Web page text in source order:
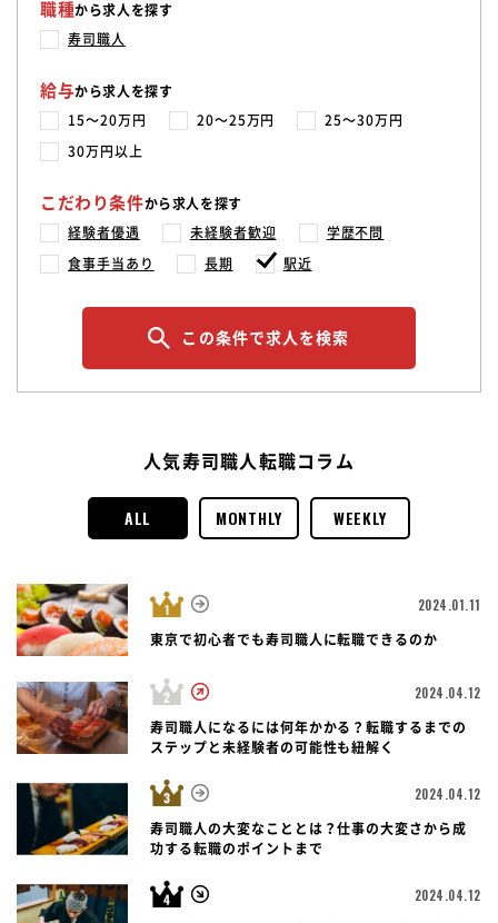
職種から求人を探す
寿司職人
給与から求人を探す
15〜20万円 20〜25万円 25〜30万円
30万円以上
こだわり条件から求人を探す
経験者優遇 未経験者歓迎 学歴不問
食事手当あり 長期 駅近
この条件で求人を検索
人気寿司職人転職コラム
ALL MONTHLY WEEKLY
2024.01.11
東京で初心者でも寿司職人に転職できるのか
2024.04.12
寿司職人になるには何年かかる？転職するまでの
ステップと未経験者の可能性も紐解く
2024.04.12
寿司職人の大変なこととは？仕事の大変さから成
功する転職のポイントまで
2024.04.12